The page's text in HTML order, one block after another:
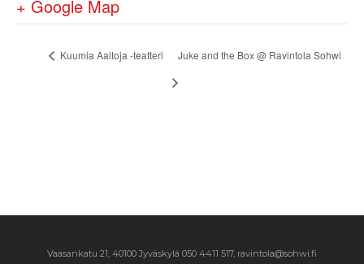
+ Google Map
Kuumia Aaltoja -teatteri Juke and the Box @ Ravintola Sohwi
Vaasankatu 21, 40100 Jyväskylä 050 4411 517, ravintola@sohwi.fi